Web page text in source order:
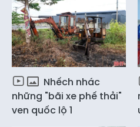
Nhếch nhác
những "bãi xe phế thải"
ven quốc lộ 1